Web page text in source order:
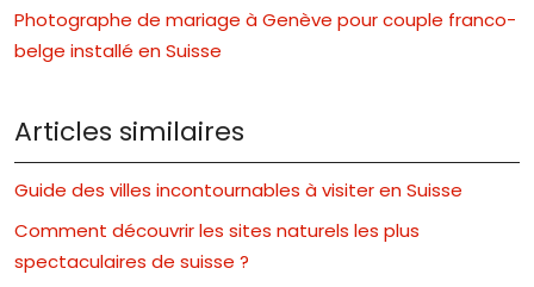
Photographe de mariage à Genève pour couple franco-
belge installé en Suisse
Articles similaires
Guide des villes incontournables à visiter en Suisse
Comment découvrir les sites naturels les plus
spectaculaires de suisse ?